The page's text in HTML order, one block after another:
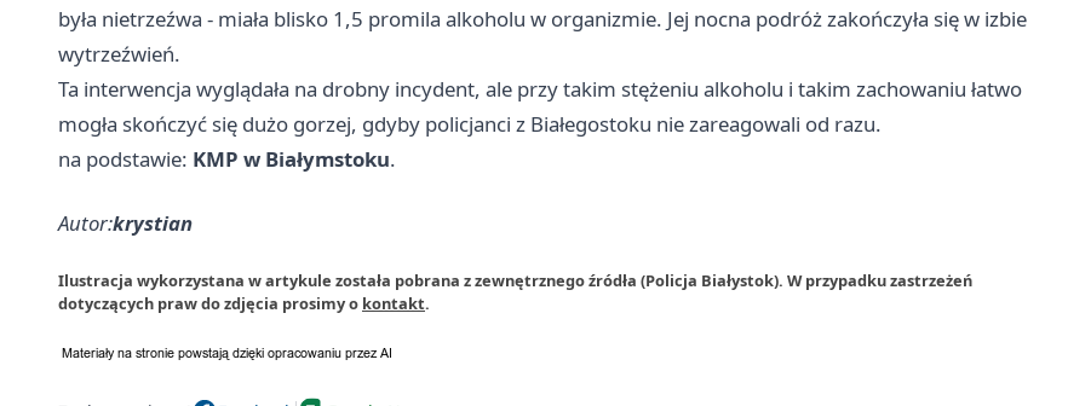
była nietrzeźwa - miała blisko 1,5 promila alkoholu w organizmie. Jej nocna podróż zakończyła się w izbie
wytrzeźwień.
Ta interwencja wyglądała na drobny incydent, ale przy takim stężeniu alkoholu i takim zachowaniu łatwo
mogła skończyć się dużo gorzej, gdyby policjanci z Białegostoku nie zareagowali od razu.
na podstawie: KMP w Białymstoku.
Autor:krystian
Ilustracja wykorzystana w artykule została pobrana z zewnętrznego źródła (Policja Białystok). W przypadku zastrzeżeń
dotyczących praw do zdjęcia prosimy o kontakt.